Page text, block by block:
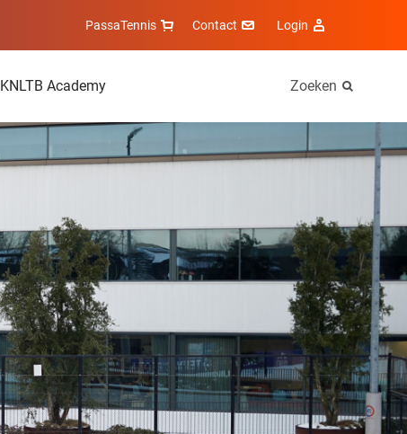
PassaTennis Contact Login
KNLTB Academy Zoeken